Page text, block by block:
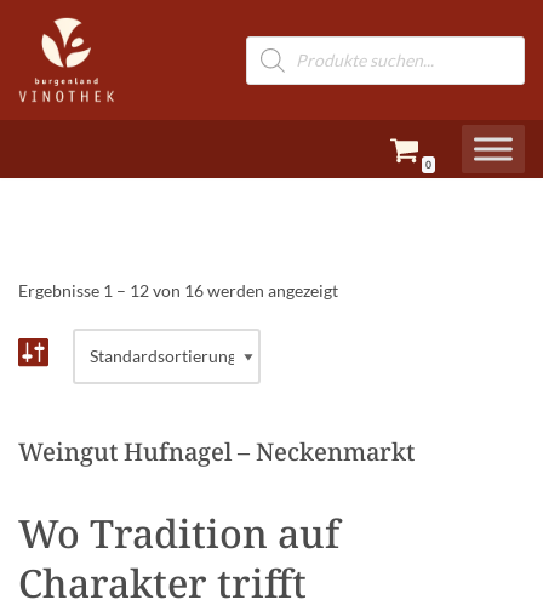
Zum
Inhalt
springen
0
Ergebnisse 1 – 12 von 16 werden angezeigt
Weingut Hufnagel – Neckenmarkt
Wo Tradition auf
Charakter trifft